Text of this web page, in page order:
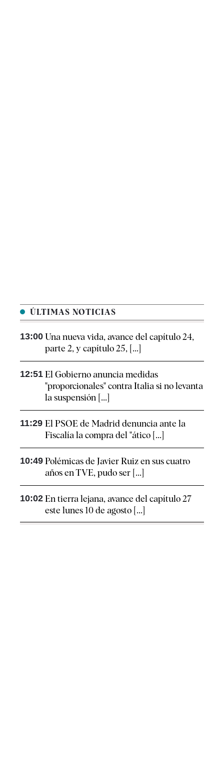
ÚLTIMAS NOTICIAS
13:00 Una nueva vida, avance del capítulo 24,
parte 2, y capítulo 25, [...]
12:51 El Gobierno anuncia medidas
"proporcionales" contra Italia si no levanta
la suspensión [...]
11:29 El PSOE de Madrid denuncia ante la
Fiscalía la compra del "ático [...]
10:49 Polémicas de Javier Ruiz en sus cuatro
años en TVE, pudo ser [...]
10:02 En tierra lejana, avance del capítulo 27
este lunes 10 de agosto [...]